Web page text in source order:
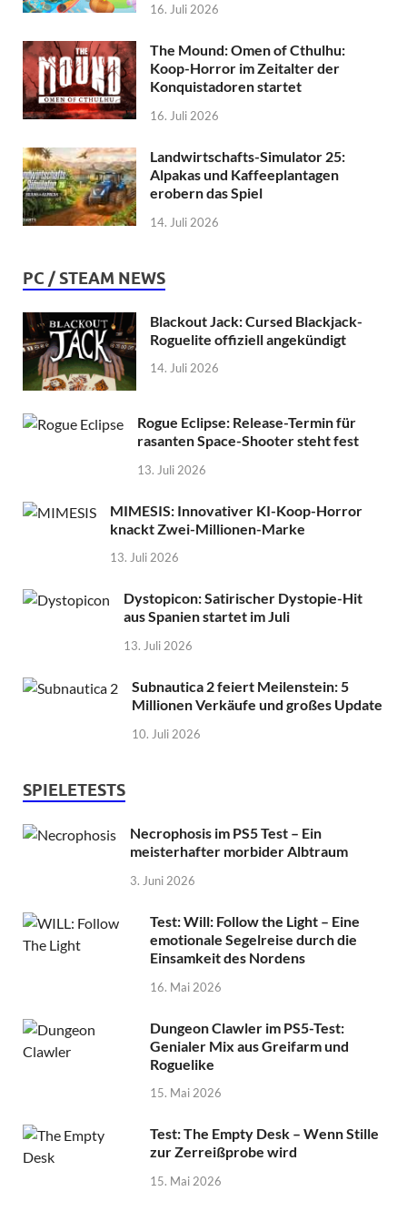
16. Juli 2026
The Mound: Omen of Cthulhu:
Koop-Horror im Zeitalter der
Konquistadoren startet
16. Juli 2026
Landwirtschafts-Simulator 25:
Alpakas und Kaffeeplantagen
erobern das Spiel
14. Juli 2026
PC / STEAM NEWS
Blackout Jack: Cursed Blackjack-
Roguelite offiziell angekündigt
14. Juli 2026
Rogue Eclipse: Release-Termin für
rasanten Space-Shooter steht fest
13. Juli 2026
MIMESIS: Innovativer KI-Koop-Horror
knackt Zwei-Millionen-Marke
13. Juli 2026
Dystopicon: Satirischer Dystopie-Hit
aus Spanien startet im Juli
13. Juli 2026
Subnautica 2 feiert Meilenstein: 5
Millionen Verkäufe und großes Update
10. Juli 2026
SPIELETESTS
Necrophosis im PS5 Test – Ein
meisterhafter morbider Albtraum
3. Juni 2026
Test: Will: Follow the Light – Eine
emotionale Segelreise durch die
Einsamkeit des Nordens
16. Mai 2026
Dungeon Clawler im PS5-Test:
Genialer Mix aus Greifarm und
Roguelike
15. Mai 2026
Test: The Empty Desk – Wenn Stille
zur Zerreißprobe wird
15. Mai 2026